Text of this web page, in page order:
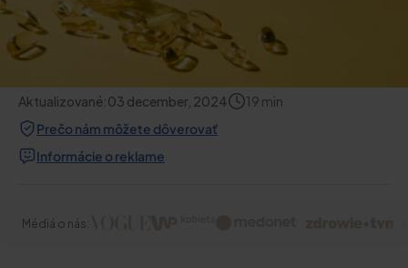
Aktualizované:03 december, 2024 19 min
Prečo nám môžete dôverovať
Informácie o reklame
Médiá o nás: